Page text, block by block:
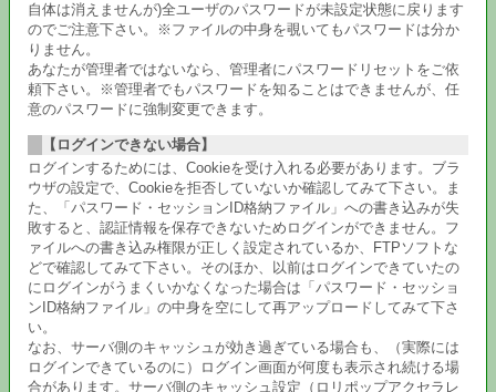
自体は消えませんが)全ユーザのパスワードが未設定状態に戻ります
のでご注意下さい。※ファイルの中身を覗いてもパスワードは分か
りません。
あなたが管理者ではないなら、管理者にパスワードリセットをご依
頼下さい。※管理者でもパスワードを知ることはできませんが、任
意のパスワードに強制変更できます。
【ログインできない場合】
ログインするためには、Cookieを受け入れる必要があります。ブラ
ウザの設定で、Cookieを拒否していないか確認してみて下さい。ま
た、「パスワード・セッションID格納ファイル」への書き込みが失
敗すると、認証情報を保存できないためログインができません。フ
ァイルへの書き込み権限が正しく設定されているか、FTPソフトな
どで確認してみて下さい。そのほか、以前はログインできていたの
にログインがうまくいかなくなった場合は「パスワード・セッショ
ンID格納ファイル」の中身を空にして再アップロードしてみて下さ
い。
なお、サーバ側のキャッシュが効き過ぎている場合も、（実際には
ログインできているのに）ログイン画面が何度も表示され続ける場
合があります。サーバ側のキャッシュ設定（ロリポップアクセラレ